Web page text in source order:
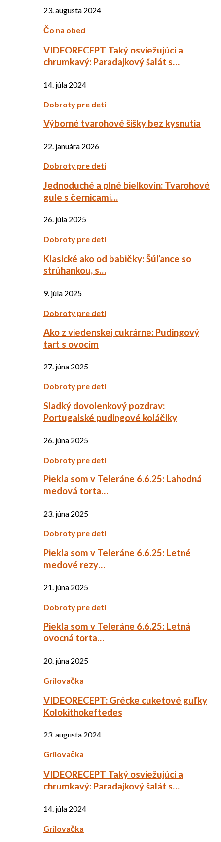
23. augusta 2024
Čo na obed
VIDEORECEPT Taký osviežujúci a
chrumkavý: Paradajkový šalát s…
14. júla 2024
Dobroty pre deti
Výborné tvarohové šišky bez kysnutia
22. januára 2026
Dobroty pre deti
Jednoduché a plné bielkovín: Tvarohové
gule s černicami…
26. júla 2025
Dobroty pre deti
Klasické ako od babičky: Šúľance so
strúhankou, s…
9. júla 2025
Dobroty pre deti
Ako z viedenskej cukrárne: Pudingový
tart s ovocím
27. júna 2025
Dobroty pre deti
Sladký dovolenkový pozdrav:
Portugalské pudingové koláčiky
26. júna 2025
Dobroty pre deti
Piekla som v Teleráne 6.6.25: Lahodná
medová torta…
23. júna 2025
Dobroty pre deti
Piekla som v Teleráne 6.6.25: Letné
medové rezy…
21. júna 2025
Dobroty pre deti
Piekla som v Teleráne 6.6.25: Letná
ovocná torta…
20. júna 2025
Grilovačka
VIDEORECEPT: Grécke cuketové guľky
Kolokithokeftedes
23. augusta 2024
Grilovačka
VIDEORECEPT Taký osviežujúci a
chrumkavý: Paradajkový šalát s…
14. júla 2024
Grilovačka